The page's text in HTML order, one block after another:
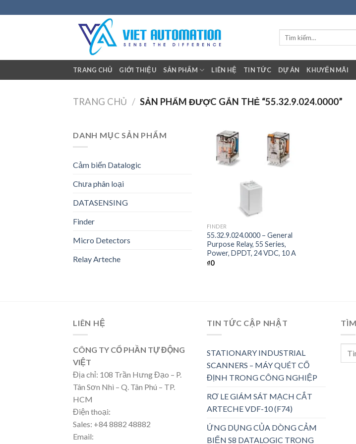
to
TRANG CHỦ GIỚI THIỆU SẢN PHẨM LIÊN HỆ TIN TỨC DỰ ÁN KHUYẾN MÃI
TRANG CHỦ / SẢN PHẨM ĐƯỢC GẮN THẺ “55.32.9.024.0000”
DANH MỤC SẢN PHẨM
Cảm biến Datalogic
Chưa phân loại
DATASENSING
Finder
Micro Detectors
Relay Arteche
FINDER
55.32.9.024.0000 – General
Purpose Relay, 55 Series,
Power, DPDT, 24 VDC, 10 A
₫0
LIÊN HỆ
CÔNG TY CỔ PHẦN TỰ ĐỘNG
VIỆT
Địa chỉ: 108 Trần Hưng Đạo – P.
Tân Sơn Nhì – Q. Tân Phú – TP.
HCM
Điện thoại:
Sales: +84 8882 48882
Email:
TIN TỨC CẬP NHẬT
STATIONARY INDUSTRIAL
SCANNERS – MÁY QUÉT CỐ
ĐỊNH TRONG CÔNG NGHIỆP
RƠ LE GIÁM SÁT MẠCH CẮT
ARTECHE VDF-10 (F74)
ỨNG DỤNG CỦA DÒNG CẢM
BIẾN S8 DATALOGIC TRONG